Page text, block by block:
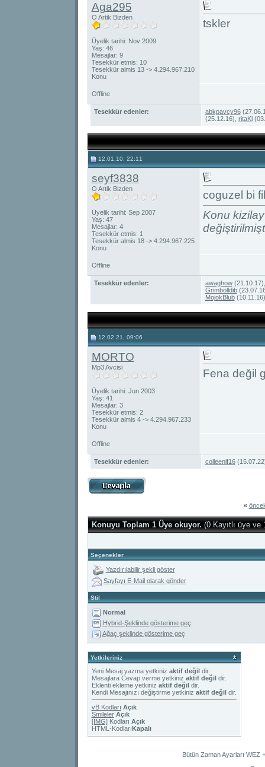
Aga295
O Artik Bizden
Üyelik tarihi: Nov 2009
Yaş: 46
Mesajlar: 9
Tesekkür etmis: 10
Tesekkür almis 13 -> 4.294.967.210
Konu
tskler
Offline
Tesekkür edenler: abkpavcy96
(25.12.16), ritaKl
12.01.10, 22:11
seyf3838
O Artik Bizden
Üyelik tarihi: Sep 2007
Yaş: 47
Mesajlar: 4
Tesekkür etmis: 1
Tesekkür almis 18 -> 4.294.967.225
Konu
coguzel bi
Konu
Offline
Tesekkür edenler: awaghow
Grimbolldib
MojokBlub
12.02.21, 09:06
MORTO
Mp3 Avcisi
Üyelik tarihi: Jun 2003
Yaş: 41
Mesajlar: 3
Tesekkür etmis: 2
Tesekkür almis 4 -> 4.294.967.233
Konu
Fena değil
Offline
Tesekkür edenler: colleenlf16
«
Konuyu Toplam 1 Üye okuyor. (0 Kayıtlı üye ve
Seçenekler
Yazdırılabilir şekli göster
Sayfayı E-Mail olarak gönder
Stil
Normal
Hybrid-Şeklinde gösterime geç
Ağaç şeklinde gösterime geç
Yetkileriniz
Yeni Mesaj yazma yetkiniz aktif değildir.
Mesajlara Cevap verme yetkiniz aktif değildir.
Eklenti ekleme yetkiniz aktif değildir.
Kendi Mesajınızı değiştirme yetkiniz aktif değildir.
vB Kodları Açık
Smileler Açık
[IMG]Kodları Açık
HTML-KodlarıKapalı
Bütün Zaman Ayarları WEZ